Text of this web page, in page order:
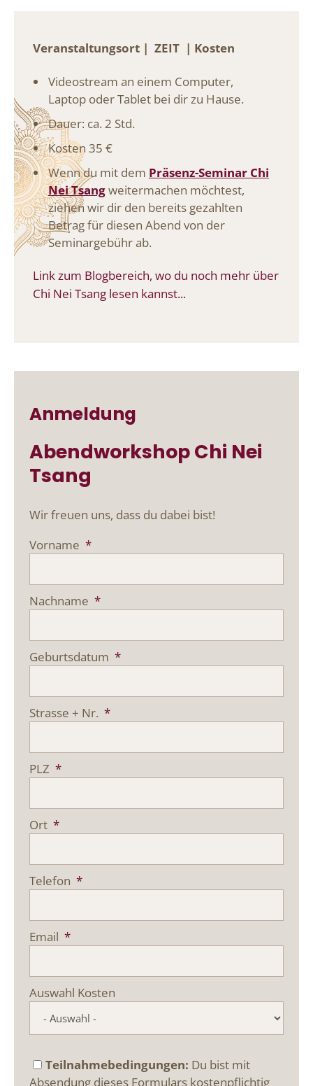
Veranstaltungsort | ZEIT | Kosten
Videostream an einem Computer,
Laptop oder Tablet bei dir zu Hause.
Dauer: ca. 2 Std.
Kosten 35 €
Wenn du mit dem Präsenz-Seminar Chi
Nei Tsangweitermachen möchtest,
ziehen wir dir den bereits gezahlten
Betrag für diesen Abend von der
Seminargebühr ab.
Link zum Blogbereich, wo du noch mehr über
Chi Nei Tsang lesen kannst...
Anmeldung
Abendworkshop Chi Nei
Tsang
Wir freuen uns, dass du dabei bist!
Vorname *
Nachname *
Geburtsdatum *
Strasse + Nr. *
PLZ *
Ort *
Telefon *
Email *
Auswahl Kosten
Teilnahmebedingungen: Du bist mit
Absendung dieses Formulars kostenpflichtig